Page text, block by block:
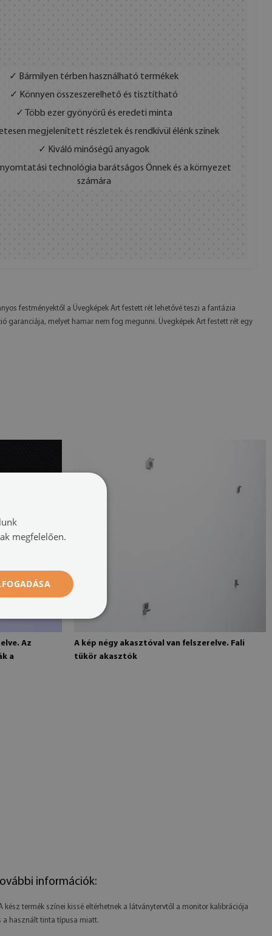
✓ Bármilyen térben használható termékek
✓ Könnyen összeszerelhető és tisztítható
✓ Több ezer gyönyörű és eredeti minta
megjelenített részletek és rendkívül élénk színek
✓ Kiváló minőségű anyagok
technológia barátságos Önnek és a környezet
számára
festményektől a Üvegképek Art festett rét lehetővé teszi a fantázia
melyet hamar nem fog megunni. Üvegképek Art festett rét egy
Az
a
A kép négy akasztóval van felszerelve. Fali
tükör akasztók
információk:
kész termék színei kissé eltérhetnek a látványtervtől a monitor kalibrációja
a használt tinta típusa miatt.
megfelelően.